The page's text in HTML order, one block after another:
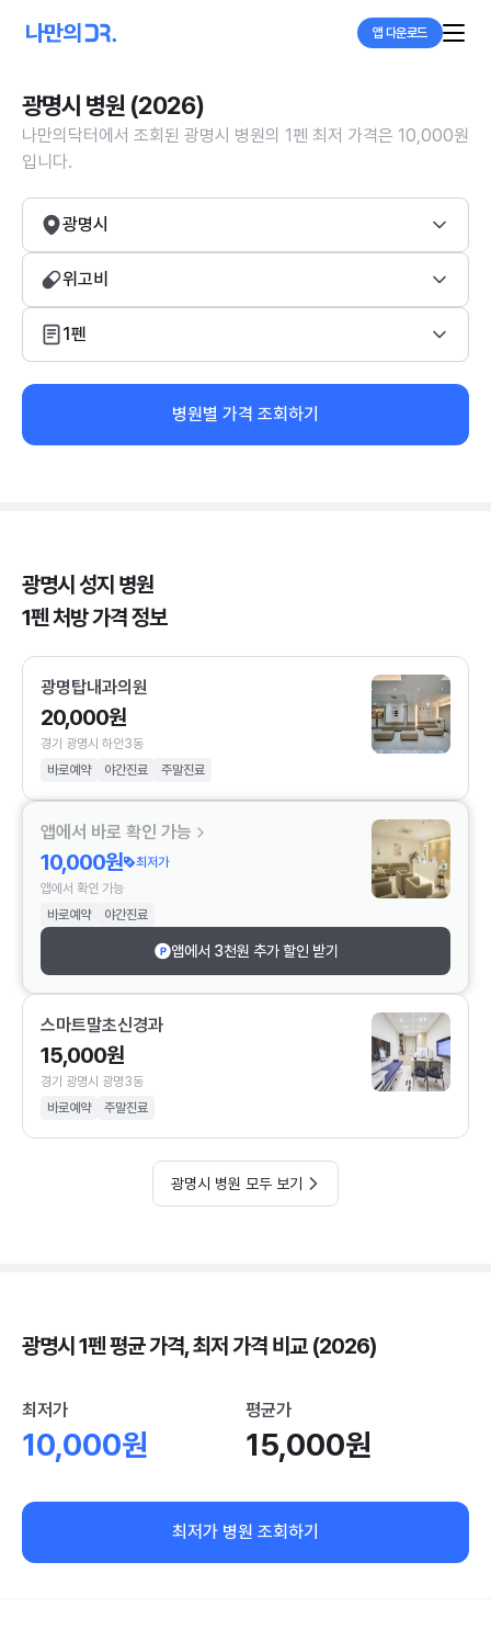
앱 다운로드
광명시 병원 (2026)
나만의닥터에서 조회된 광명시 병원의 1펜 최저 가격은 10,000원
입니다.
광명시
위고비
1펜
병원별 가격 조회하기
광명시 성지 병원
1펜 처방 가격 정보
광명탑내과의원
20,000원
경기 광명시 하안3동
바로예약
야간진료 주말진료
앱에서 바로 확인 가능
10,000원
최저가
앱에서 확인 가능
바로예약
야간진료
앱에서 3천원 추가 할인 받기
스마트말초신경과
15,000원
경기 광명시 광명3동
바로예약
주말진료
광명시 병원 모두 보기
광명시 1펜 평균 가격, 최저 가격 비교 (2026)
최저가
10,000원
평균가
15,000원
최저가 병원 조회하기